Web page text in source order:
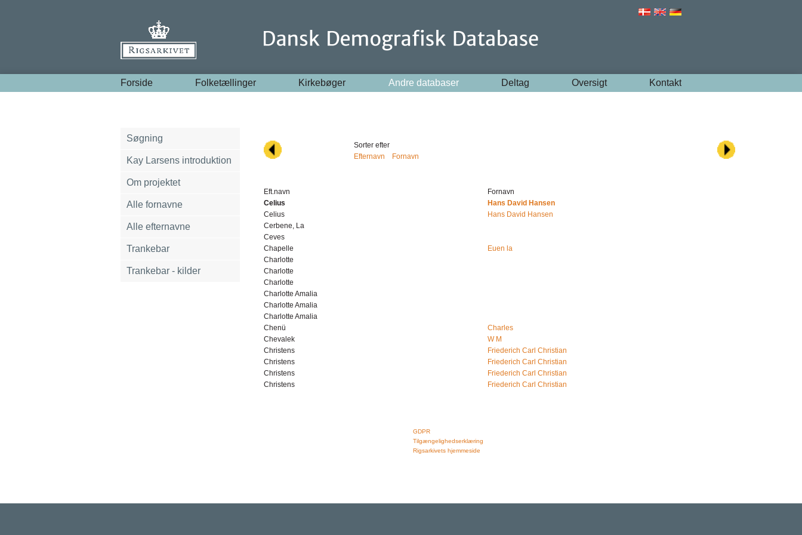
Forside Folketællinger Kirkebøger Andre databaser Deltag Oversigt Kontakt
Søgning
Kay Larsens introduktion
Om projektet
Alle fornavne
Alle efternavne
Trankebar
Trankebar - kilder
Sorter efter
Efternavn
Fornavn
Eft.navn
Fornavn
Celius
Hans David Hansen
Celius
Hans David Hansen
Cerbene, La
Ceves
Chapelle
Euen la
Charlotte
Charlotte
Charlotte
Charlotte Amalia
Charlotte Amalia
Charlotte Amalia
Chenü
Charles
Chevalek
W M
Christens
Friederich Carl Christian
Christens
Friederich Carl Christian
Christens
Friederich Carl Christian
Christens
Friederich Carl Christian
GDPR
Tilgængelighedserklæring
Rigsarkivets hjemmeside